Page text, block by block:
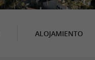
ALOJAMIENTO